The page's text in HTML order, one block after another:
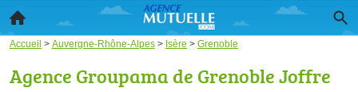
Accueil > Auvergne-Rhône-Alpes > Isère > Grenoble
Agence Groupama de Grenoble Joffre